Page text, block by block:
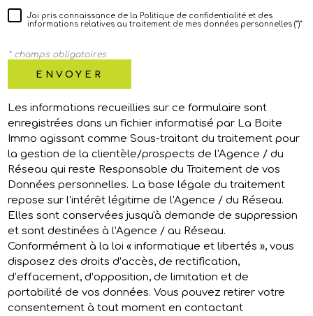
J'ai pris connaissance de la Politique de confidentialité et des
informations relatives au traitement de mes données personnelles (*)*
* champs obligatoires
ENVOYER
Les informations recueillies sur ce formulaire sont
enregistrées dans un fichier informatisé par La Boite
Immo agissant comme Sous-traitant du traitement pour
la gestion de la clientèle/prospects de l'Agence / du
Réseau qui reste Responsable du Traitement de vos
Données personnelles. La base légale du traitement
repose sur l'intérêt légitime de l'Agence / du Réseau.
Elles sont conservées jusqu'à demande de suppression
et sont destinées à l'Agence / au Réseau.
Conformément à la loi « informatique et libertés », vous
disposez des droits d’accès, de rectification,
d’effacement, d’opposition, de limitation et de
portabilité de vos données. Vous pouvez retirer votre
consentement à tout moment en contactant